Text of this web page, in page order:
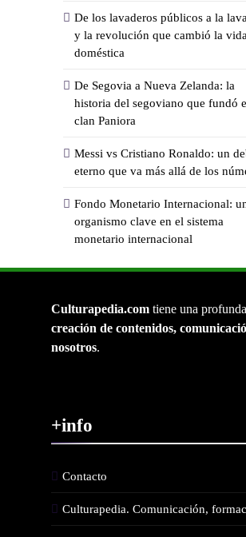
De los lavaderos públicos a la
y la revolución que cambió la vida
doméstica
De Segovia a Nueva Zelanda: la
historia del segoviano que fundó
clan Paniora
Messi vs Cristiano Ronaldo: un
eterno que va más allá de los
Fondo Monetario Internacional:
organismo clave en el sistema
monetario internacional
Culturapedia.com tiene una
creación de contenidos,
nosotros.
+info
Contacto
Culturapedia. Comunicación,